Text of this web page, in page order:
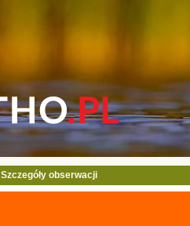
Szczegóły obserwacji